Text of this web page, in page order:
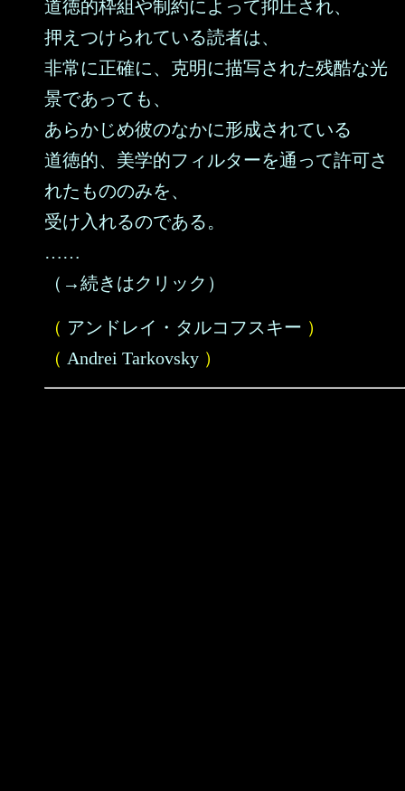
道徳的枠組や制約によって抑圧され、
押えつけられている読者は、
非常に正確に、克明に描写された残酷な光
景であっても、
あらかじめ彼のなかに形成されている
道徳的、美学的フィルターを通って許可さ
れたもののみを、
受け入れるのである。
……
（→続きはクリック）
（ アンドレイ・タルコフスキー ）
（ Andrei Tarkovsky ）